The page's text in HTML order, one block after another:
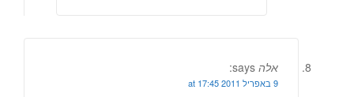
אלה says:
9 באפריל 2011 at 17:45